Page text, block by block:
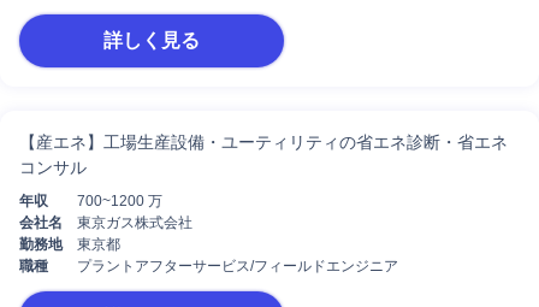
詳しく見る
【産エネ】工場生産設備・ユーティリティの省エネ診断・省エネ
コンサル
年収
700~1200 万
会社名
東京ガス株式会社
勤務地
東京都
職種
プラントアフターサービス/フィールドエンジニア